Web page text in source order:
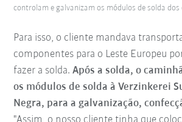
Para isso, o cliente mandava
componentes para o Leste Europeu
fazer a solda.Após a solda, o
os módulos de solda à Verzinkerei
Negra, para a galvanização,
controlam e galvanizam os módulos de solda dos